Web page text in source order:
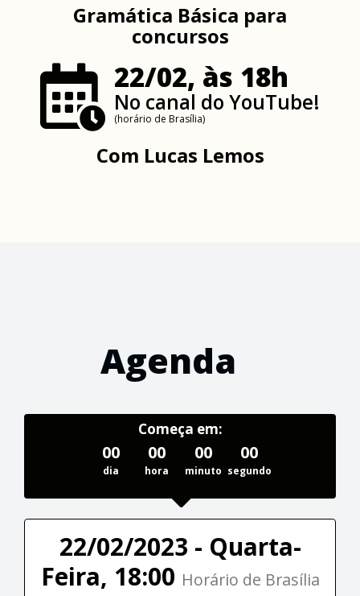
Gramática Básica para
concursos
22/02, às 18h
No canal do YouTube!
(horário de Brasília)
Com Lucas Lemos
Agenda
Começa em:
00
dia
00
hora
00
minuto
00
segundo
22/02/2023 - Quarta-
Feira, 18:00 Horário de Brasília